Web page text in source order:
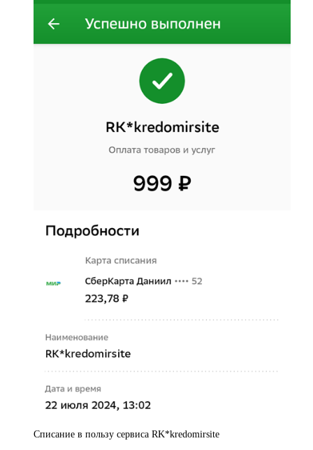
Списание в пользу сервиса RK*kredomirsite